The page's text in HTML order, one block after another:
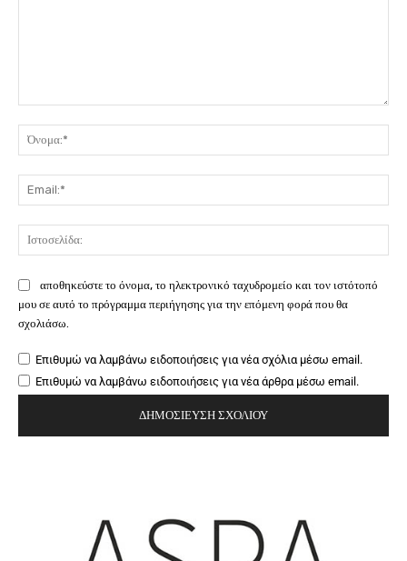
αποθηκεύστε το όνομα, το ηλεκτρονικό ταχυδρομείο και τον ιστότοπό
μου σε αυτό το πρόγραμμα περιήγησης για την επόμενη φορά που θα
σχολιάσω.
Επιθυμώ να λαμβάνω ειδοποιήσεις για νέα σχόλια μέσω email.
Επιθυμώ να λαμβάνω ειδοποιήσεις για νέα άρθρα μέσω email.